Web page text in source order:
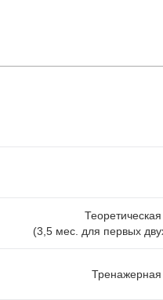
(3,5 мес. для первых
Тренажерная